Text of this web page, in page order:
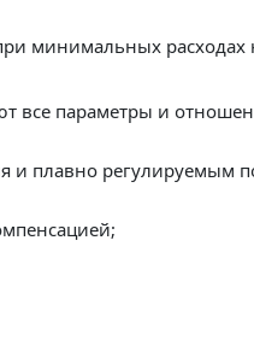
минимальных расходах
все параметры и
и плавно регулируемым